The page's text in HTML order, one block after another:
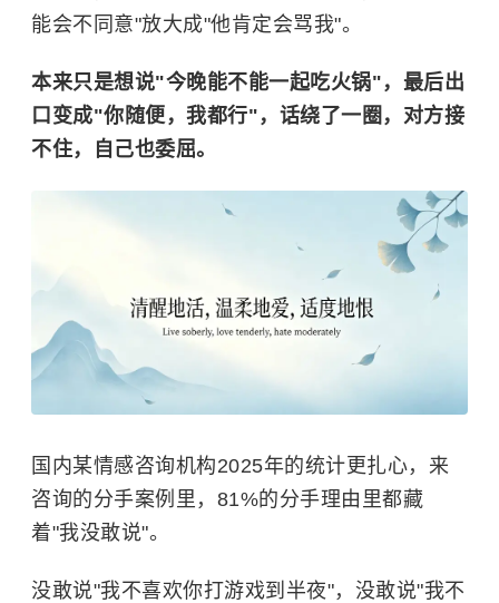
能会不同意"放大成"他肯定会骂我"。
本来只是想说"今晚能不能一起吃火锅"，最后出
口变成"你随便，我都行"，话绕了一圈，对方接
不住，自己也委屈。
国内某情感咨询机构2025年的统计更扎心，来
咨询的分手案例里，81%的分手理由里都藏
着"我没敢说"。
没敢说"我不喜欢你打游戏到半夜"，没敢说"我不